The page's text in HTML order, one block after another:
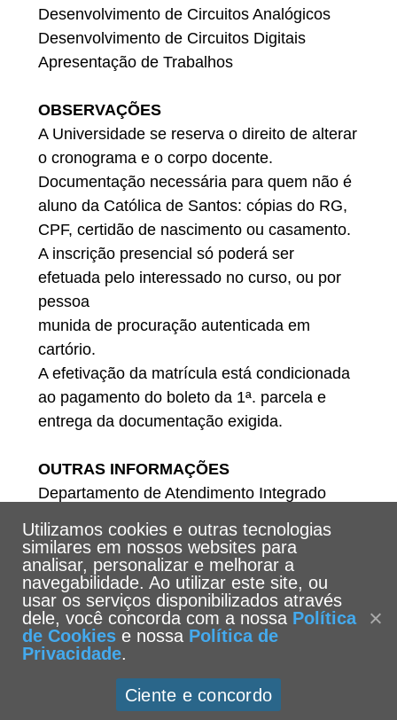
Desenvolvimento de Circuitos Analógicos
Desenvolvimento de Circuitos Digitais
Apresentação de Trabalhos
OBSERVAÇÕES
A Universidade se reserva o direito de alterar
o cronograma e o corpo docente.
Documentação necessária para quem não é
aluno da Católica de Santos: cópias do RG,
CPF, certidão de nascimento ou casamento.
A inscrição presencial só poderá ser
efetuada pelo interessado no curso, ou por
pessoa
munida de procuração autenticada em
cartório.
A efetivação da matrícula está condicionada
ao pagamento do boleto da 1ª. parcela e
entrega da documentação exigida.
OUTRAS INFORMAÇÕES
Departamento de Atendimento Integrado
E-mail: dat@unisantos.br
Utilizamos cookies e outras tecnologias
similares em nossos websites para
analisar, personalizar e melhorar a
navegabilidade. Ao utilizar este site, ou
usar os serviços disponibilizados através
dele, você concorda com a nossa Política
de Cookies e nossa Política de
Privacidade.
Ciente e concordo